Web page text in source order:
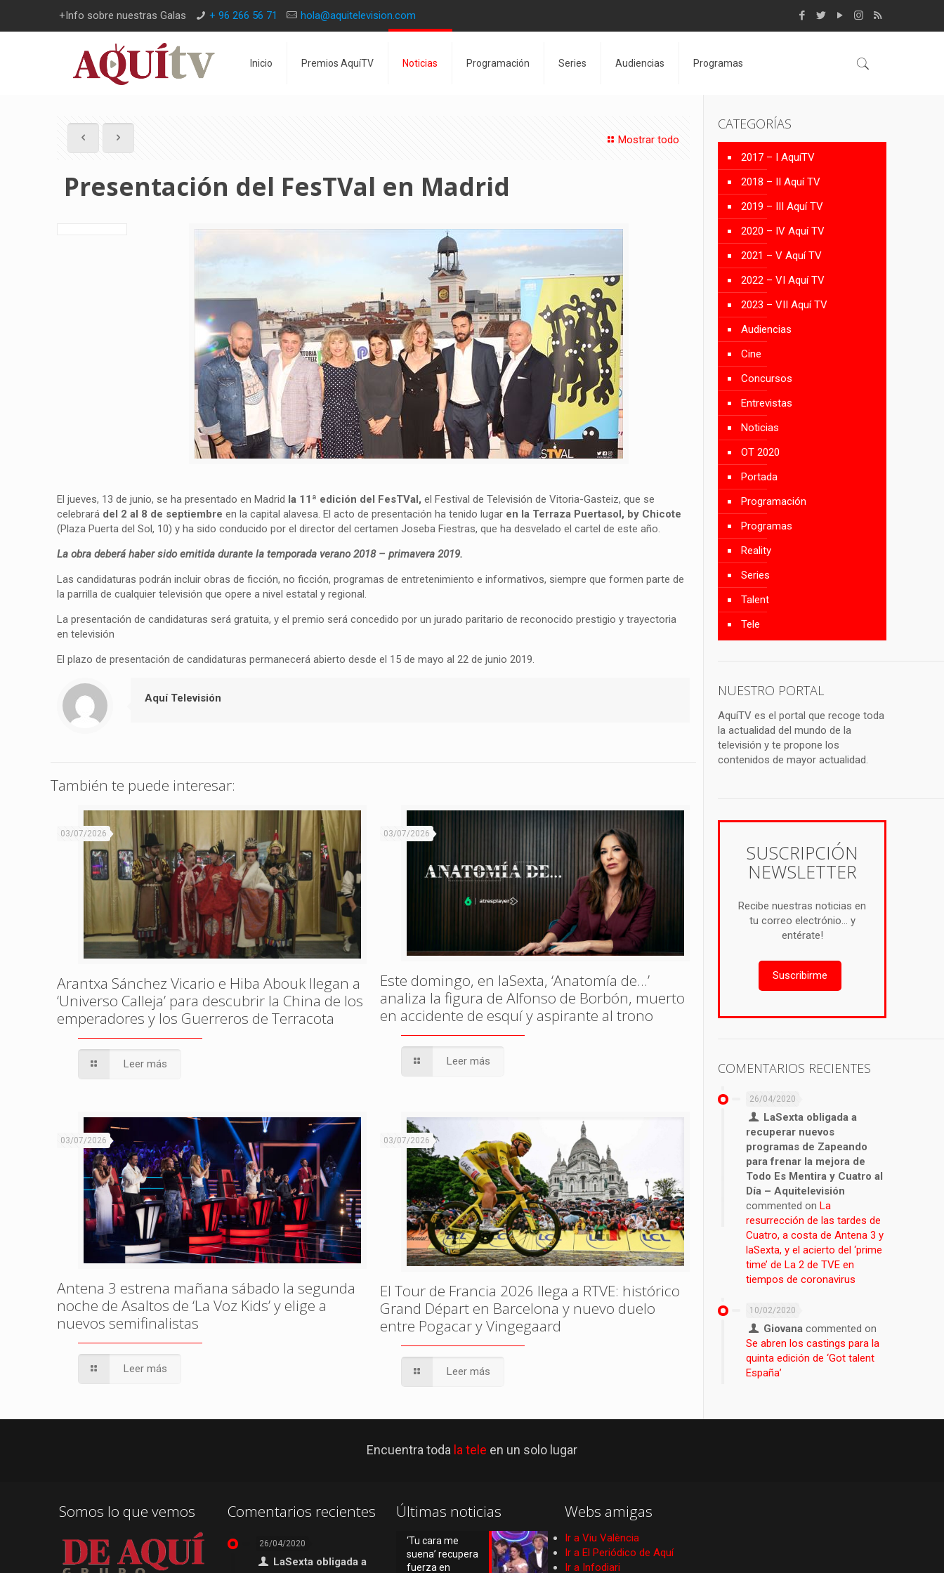
+Info sobre nuestras Galas + 96 266 56 71 hola@aquitelevision.com
Inicio Premios AquíTV Noticias Programación Series Audiencias Programas
Mostrar todo
Presentación del FesTVal en Madrid
El jueves, 13 de junio, se ha presentado en Madrid la 11ª edición del FesTVal, el Festival de Televisión de Vitoria-Gasteiz, que se
celebrará del 2 al 8 de septiembre en la capital alavesa. El acto de presentación ha tenido lugar en la Terraza Puertasol, by Chicote
(Plaza Puerta del Sol, 10) y ha sido conducido por el director del certamen Joseba Fiestras, que ha desvelado el cartel de este año.
La obra deberá haber sido emitida durante la temporada verano 2018 – primavera 2019.
Las candidaturas podrán incluir obras de ficción, no ficción, programas de entretenimiento e informativos, siempre que formen parte de
la parrilla de cualquier televisión que opere a nivel estatal y regional.
La presentación de candidaturas será gratuita, y el premio será concedido por un jurado paritario de reconocido prestigio y trayectoria
en televisión
El plazo de presentación de candidaturas permanecerá abierto desde el 15 de mayo al 22 de junio 2019.
Aquí Televisión
También te puede interesar:
03/07/2026
Arantxa Sánchez Vicario e Hiba Abouk llegan a
‘Universo Calleja’ para descubrir la China de los
emperadores y los Guerreros de Terracota
Leer más
03/07/2026
Este domingo, en laSexta, ‘Anatomía de…’
analiza la figura de Alfonso de Borbón, muerto
en accidente de esquí y aspirante al trono
Leer más
03/07/2026
Antena 3 estrena mañana sábado la segunda
noche de Asaltos de ‘La Voz Kids’ y elige a
nuevos semifinalistas
Leer más
03/07/2026
El Tour de Francia 2026 llega a RTVE: histórico
Grand Départ en Barcelona y nuevo duelo
entre Pogacar y Vingegaard
Leer más
CATEGORÍAS
2017 – I AquíTV
2018 – II Aquí TV
2019 – III Aquí TV
2020 – IV Aquí TV
2021 – V Aquí TV
2022 – VI Aquí TV
2023 – VII Aquí TV
Audiencias
Cine
Concursos
Entrevistas
Noticias
OT 2020
Portada
Programación
Programas
Reality
Series
Talent
Tele
NUESTRO PORTAL
AquíTV es el portal que recoge toda
la actualidad del mundo de la
televisión y te propone los
contenidos de mayor actualidad.
SUSCRIPCIÓN
NEWSLETTER
Recibe nuestras noticias en
tu correo electrónio... y
entérate!
Suscribirme
COMENTARIOS RECIENTES
26/04/2020
LaSexta obligada a
recuperar nuevos
programas de Zapeando
para frenar la mejora de
Todo Es Mentira y Cuatro al
Día – Aquitelevisión
commented onLa
resurrección de las tardes de
Cuatro, a costa de Antena 3 y
laSexta, y el acierto del ‘prime
time’ de La 2 de TVE en
tiempos de coronavirus
10/02/2020
Giovana commented on
Se abren los castings para la
quinta edición de ‘Got talent
España’
Encuentra toda la tele en un solo lugar
Somos lo que vemos Comentarios recientes
26/04/2020
LaSexta obligada a
Últimas noticias
‘Tu cara me
suena’ recupera
fuerza en
Webs amigas
Ir a Viu València
Ir a El Periódico de Aquí
Ir a Infodiari